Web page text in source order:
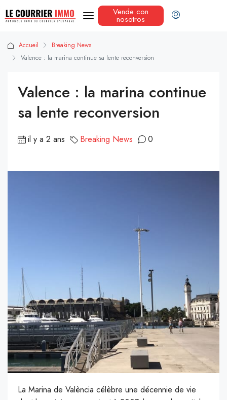
Vende con
nosotros
Accueil
Breaking News
Valence : la marina continue sa lente reconversion
Valence : la marina continue
sa lente reconversion
il y a 2 ans Breaking News 0
La Marina de València célèbre une décennie de vie